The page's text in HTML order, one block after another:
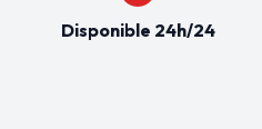
Disponible 24h/24